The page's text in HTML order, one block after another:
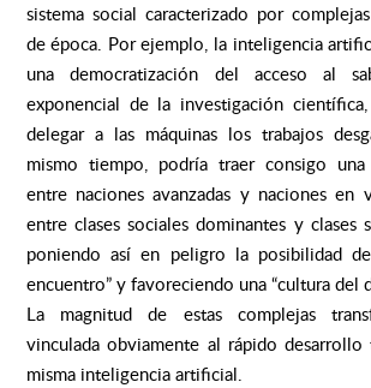
sistema social caracterizado por
de época. Por ejemplo, la inteligencia
una democratización del acceso al
exponencial de la investigación
delegar a las máquinas los trabajos
mismo tiempo, podría traer consigo
entre naciones avanzadas y naciones en
entre clases sociales dominantes y clases
poniendo así en peligro la posibilidad
encuentro” y favoreciendo una “cultura del
La magnitud de estas complejas
vinculada obviamente al rápido
misma inteligencia artificial.